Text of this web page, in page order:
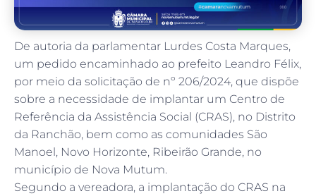
De autoria da parlamentar Lurdes Costa Marques,
um pedido encaminhado ao prefeito Leandro Félix,
por meio da solicitação de nº 206/2024, que dispõe
sobre a necessidade de implantar um Centro de
Referência da Assistência Social (CRAS), no Distrito
da Ranchão, bem como as comunidades São
Manoel, Novo Horizonte, Ribeirão Grande, no
município de Nova Mutum.
Segundo a vereadora, a implantação do CRAS na